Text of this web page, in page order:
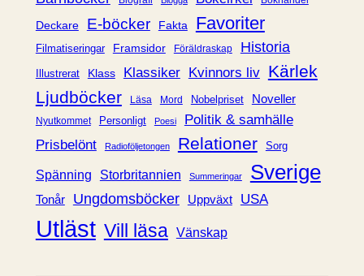
iDeckare E-böcker Fakta Favoriter
Filmatiseringar Framsidor Föräldraskap Historia
Illustrerat Klass Klassiker Kvinnors liv Kärlek
Ljudböcker
Läsa Mord Nobelpriset Noveller
Nyutkommet Personligt Poesi
Politik & samhälle
Prisbelönt
Radioföljetongen Relationer Sorg
Spänning Storbritannien Summeringar Sverige
Tonår Ungdomsböcker Uppväxt USA
Utläst Vill läsa Vänskap